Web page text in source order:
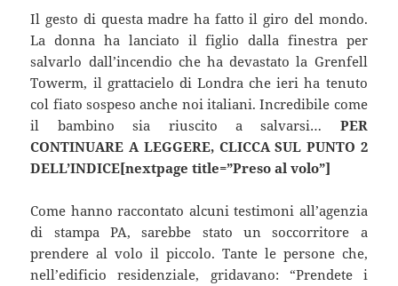
Il gesto di questa madre ha fatto il giro del mondo.
La donna ha lanciato il figlio dalla finestra per
salvarlo dall’incendio che ha devastato la Grenfell
Towerm, il grattacielo di Londra che ieri ha tenuto
col fiato sospeso anche noi italiani. Incredibile come
il bambino sia riuscito a salvarsi… PER
CONTINUARE A LEGGERE, CLICCA SUL PUNTO 2
DELL’INDICE[nextpage title=”Preso al volo”]
Come hanno raccontato alcuni testimoni all’agenzia
di stampa PA, sarebbe stato un soccorritore a
prendere al volo il piccolo. Tante le persone che,
nell’edificio residenziale, gridavano: “Prendete i